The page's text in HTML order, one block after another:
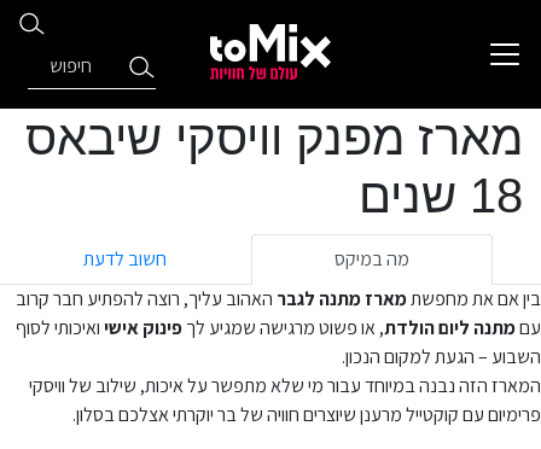
מארז מפנק וויסקי שיבאס
18 שנים
מה במיקס
חשוב לדעת
בין אם את מחפשתמארז מתנה לגבר האהוב עליך, רוצה להפתיע חבר קרוב
עםמתנה ליום הולדת, או פשוט מרגישה שמגיע לךפינוק אישיואיכותי לסוף
השבוע – הגעת למקום הנכון.
המארז הזה נבנה במיוחד עבור מי שלא מתפשר על איכות, שילוב של וויסקי
פרימיום עם קוקטייל מרענן שיוצרים חוויה של בר יוקרתי אצלכם בסלון.